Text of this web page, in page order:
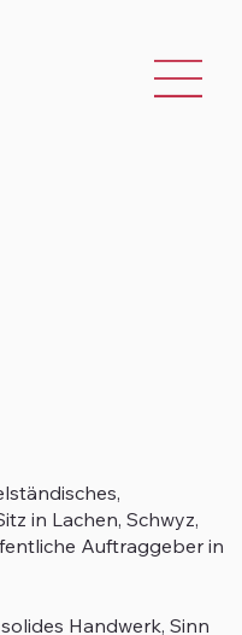
in Lachen, Schwyz,
Auftraggeber in
Handwerk, Sinn